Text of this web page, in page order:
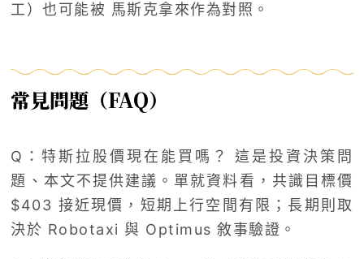
工）也可能被 馬斯克拿來作為對照。
常見問題（FAQ）
Q：特斯拉股價現在能買嗎？ 這是投資決策問
題、本文不提供建議。單就資料看，共識目標價
$403 接近現價，短期上行空間有限；長期則取
決於 Robotaxi 與 Optimus 敘事驗證。